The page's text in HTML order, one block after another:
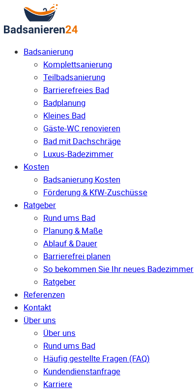
Badsanierung
Komplettsanierung
Teilbadsanierung
Barrierefreies Bad
Badplanung
Kleines Bad
Gäste-WC renovieren
Bad mit Dachschräge
Luxus-Badezimmer
Kosten
Badsanierung Kosten
Förderung & KfW-Zuschüsse
Ratgeber
Rund ums Bad
Planung & Maße
Ablauf & Dauer
Barrierefrei planen
So bekommen Sie Ihr neues Badezimmer
Ratgeber
Referenzen
Kontakt
Über uns
Über uns
Rund ums Bad
Häufig gestellte Fragen (FAQ)
Kunden­dienst­anfrage
Karriere